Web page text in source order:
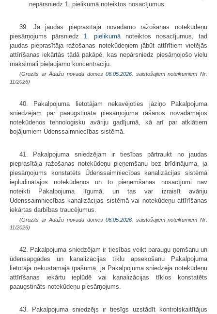
nepārsniedz 1. pielikumā noteiktos nosacījumus.
39. Ja jaudas pieprasītāja novadāmo ražošanas notekūdeņu
piesārņojums pārsniedz 1. pielikumānoteiktos nosacījumus, tad
jaudas pieprasītāja ražošanas notekūdeņiem jābūt attīrītiem vietējās
attīrīšanas iekārtās tādā pakāpē, kas nepārsniedz piesārņojošo vielu
maksimāli pieļaujamo koncentrāciju.
(Grozīts ar Ādažu novada domes06.05.2026.
saistošajiem noteikumiem Nr.
11/2026)
40. Pakalpojuma lietotājam nekavējoties jāziņo Pakalpojuma
sniedzējam par paaugstināta piesārņojuma rašanos novadāmajos
notekūdeņos tehnoloģisku avāriju gadījumā, kā arī par atklātiem
bojājumiem Ūdenssaimniecības sistēmā.
41. Pakalpojuma sniedzējam ir tiesības pārtraukt no jaudas
pieprasītāja ražošanas notekūdeņu pieņemšanu bez brīdinājuma, ja
piesārņojums konstatēts Ūdenssaimniecības kanalizācijas sistēmā
iepludinātajos notekūdeņos un to pieņemšanas nosacījumi nav
noteikti Pakalpojuma līgumā, un tas var izraisīt avāriju
Ūdenssaimniecības kanalizācijas sistēmā vai notekūdeņu attīrīšanas
iekārtas darbības traucējumus.
(Grozīts ar Ādažu novada domes06.05.2026.
saistošajiem noteikumiem Nr.
11/2026)
42. Pakalpojuma sniedzējam ir tiesības veikt paraugu ņemšanu un
ūdensapgādes un kanalizācijas tīklu apsekošanu Pakalpojuma
lietotāja nekustamajā īpašumā, ja Pakalpojuma sniedzēja notekūdeņu
attīrīšanas iekārtu ieplūdē vai kanalizācijas tīklos konstatēts
paaugstināts notekūdeņu piesārņojums.
43. Pakalpojuma sniedzējs ir tiesīgs uzstādīt kontrolskaitītājus